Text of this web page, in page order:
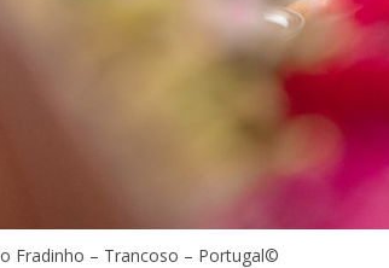
Fradinho – Trancoso – Portugal©